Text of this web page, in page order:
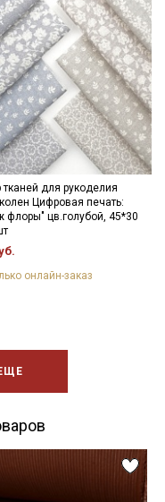
тканей для рукоделия
Цифровая печать:
флоры" цв.голубой, 45*30
онлайн-заказ